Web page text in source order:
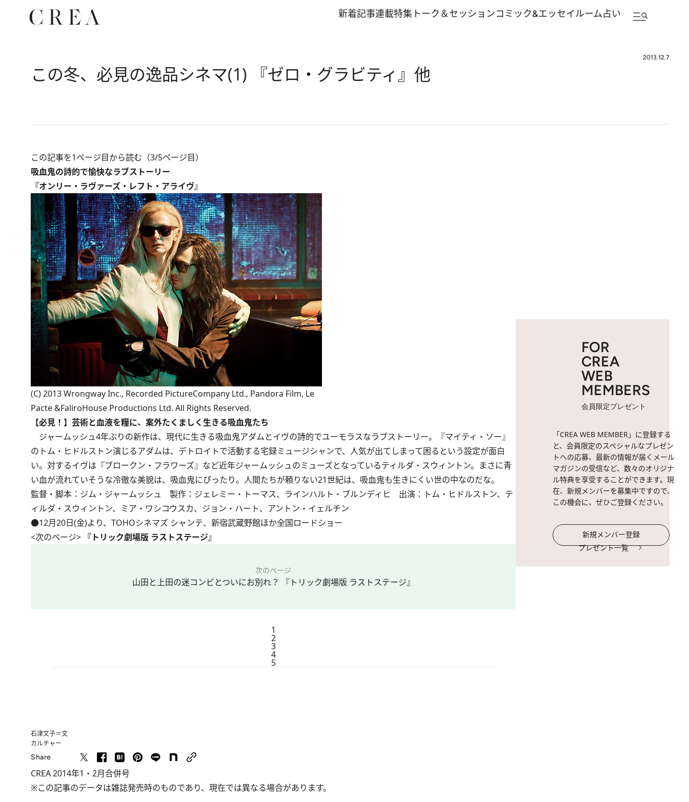
新着記事連載特集 トーク＆セッションコミック&エッセイルーム占い
2013.12.7
この冬、必見の逸品シネマ(1) 『ゼロ・グラビティ』他
この記事を1ページ目から読む（3/5ページ目）
吸血鬼の詩的で愉快なラブストーリー
『オンリー・ラヴァーズ・レフト・アライヴ』
(C) 2013 Wrongway Inc., Recorded PictureCompany Ltd., Pandora Film, Le
Pacte &FaliroHouse Productions Ltd. All Rights Reserved.
【必見！】芸術と血液を糧に、案外たくましく生きる吸血鬼たち
ジャームッシュ4年ぶりの新作は、現代に生きる吸血鬼アダムとイヴの詩的でユーモラスなラブストーリー。『マイティ・ソー』
のトム・ヒドルストン演じるアダムは、デトロイトで活動する宅録ミュージシャンで、人気が出てしまって困るという設定が面白
い。対するイヴは『ブロークン・フラワーズ』など近年ジャームッシュのミューズとなっているティルダ・スウィントン。まさに青
い血が流れていそうな冷徹な美貌は、吸血鬼にぴったり。人間たちが頼りない21世紀は、吸血鬼も生きにくい世の中なのだな。
監督・脚本：ジム・ジャームッシュ 製作：ジェレミー・トーマス、ラインハルト・ブルンディヒ 出演：トム・ヒドルストン、テ
ィルダ・スウィントン、ミア・ワシコウスカ、ジョン・ハート、アントン・イェルチン
●12月20日(金)より、TOHOシネマズ シャンテ、新宿武蔵野館ほか全国ロードショー
<次のページ> 『トリック劇場版 ラストステージ』
次のページ
山田と上田の迷コンビとついにお別れ？ 『トリック劇場版 ラストステージ』
1
2
3
4
5
石津文子＝文
カルチャー
Share
CREA 2014年1・2月合併号
※この記事のデータは雑誌発売時のものであり、現在では異なる場合があります。
FOR
CREA
WEB
MEMBERS
会員限定プレゼント
「CREA WEB MEMBER」に登録する
と、会員限定のスペシャルなプレゼン
トへの応募、最新の情報が届くメール
マガジンの受信など、数々のオリジナ
ル特典を享受することができます。現
在、新規メンバーを募集中ですので、
この機会に、ぜひご登録ください。
新規メンバー登録
プレゼント一覧